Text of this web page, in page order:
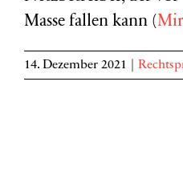
Masse fallen kann (
14. Dezember 2021